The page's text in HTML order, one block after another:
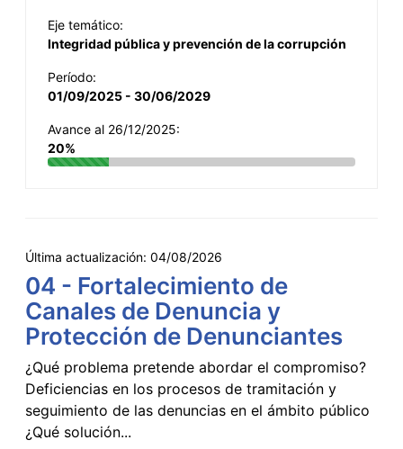
Eje temático:
Integridad pública y prevención de la corrupción
Período:
01/09/2025 - 30/06/2029
Avance al 26/12/2025:
20%
Última actualización: 04/08/2026
04 - Fortalecimiento de
Canales de Denuncia y
Protección de Denunciantes
¿Qué problema pretende abordar el compromiso?
Deficiencias en los procesos de tramitación y
seguimiento de las denuncias en el ámbito público
¿Qué solución...